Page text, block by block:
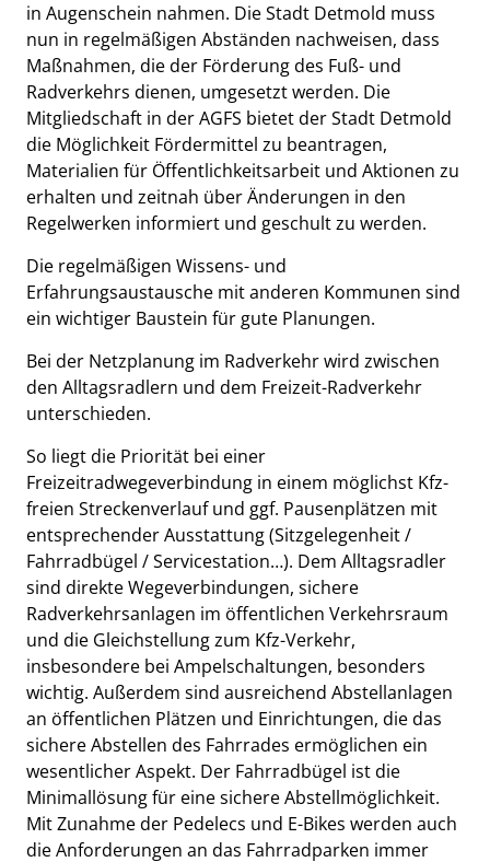
in Augenschein nahmen. Die Stadt Detmold muss
nun in regelmäßigen Abständen nachweisen, dass
Maßnahmen, die der Förderung des Fuß- und
Radverkehrs dienen, umgesetzt werden. Die
Mitgliedschaft in der AGFS bietet der Stadt Detmold
die Möglichkeit Fördermittel zu beantragen,
Materialien für Öffentlichkeitsarbeit und Aktionen zu
erhalten und zeitnah über Änderungen in den
Regelwerken informiert und geschult zu werden.
Die regelmäßigen Wissens- und
Erfahrungsaustausche mit anderen Kommunen sind
ein wichtiger Baustein für gute Planungen.
Bei der Netzplanung im Radverkehr wird zwischen
den Alltagsradlern und dem Freizeit-Radverkehr
unterschieden.
So liegt die Priorität bei einer
Freizeitradwegeverbindung in einem möglichst Kfz-
freien Streckenverlauf und ggf. Pausenplätzen mit
entsprechender Ausstattung (Sitzgelegenheit /
Fahrradbügel / Servicestation…). Dem Alltagsradler
sind direkte Wegeverbindungen, sichere
Radverkehrsanlagen im öffentlichen Verkehrsraum
und die Gleichstellung zum Kfz-Verkehr,
insbesondere bei Ampelschaltungen, besonders
wichtig. Außerdem sind ausreichend Abstellanlagen
an öffentlichen Plätzen und Einrichtungen, die das
sichere Abstellen des Fahrrades ermöglichen ein
wesentlicher Aspekt. Der Fahrradbügel ist die
Minimallösung für eine sichere Abstellmöglichkeit.
Mit Zunahme der Pedelecs und E-Bikes werden auch
die Anforderungen an das Fahrradparken immer